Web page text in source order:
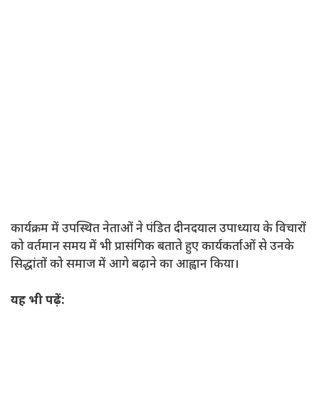
कार्यक्रम में उपस्थित नेताओं ने पंडित दीनदयाल उपाध्याय के विचारों
को वर्तमान समय में भी प्रासंगिक बताते हुए कार्यकर्ताओं से उनके
सिद्धांतों को समाज में आगे बढ़ाने का आह्वान किया।
यह भी पढ़ें: